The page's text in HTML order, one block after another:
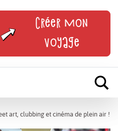
Créer mon
voyage
art, clubbing et cinéma de plein air !